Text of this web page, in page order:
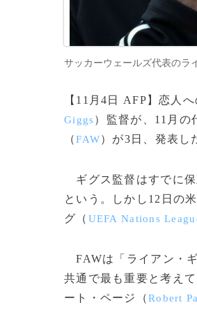
サッカーウェールズ代表のラ
【11月4日 AFP】恋人
Giggs）監督が、11月の
（FAW）が3日、発表し
ギグス監督はすでに保
という。しかし12日の
グ（ UEFA Nations
FAWは「ライアン・
共通で最も重要と考え
ート・ページ（Robert